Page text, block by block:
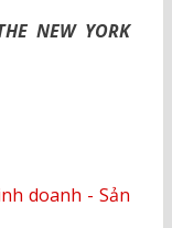
NEW YORK
doanh - Sản